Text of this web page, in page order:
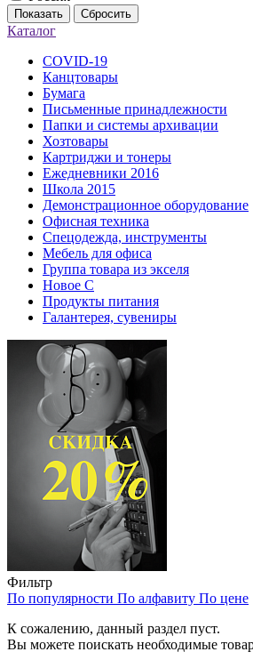
Показать Сбросить
Каталог
COVID-19
Канцтовары
Бумага
Письменные принадлежности
Папки и системы архивации
Хозтовары
Картриджи и тонеры
Ежедневники 2016
Школа 2015
Демонстрационное оборудование
Офисная техника
Спецодежда, инструменты
Мебель для офиса
Группа товара из экселя
Новое С
Продукты питания
Галантерея, сувениры
Фильтр
По популярности По алфавиту По цене
К сожалению, данный раздел пуст.
Вы можете поискать необходимые